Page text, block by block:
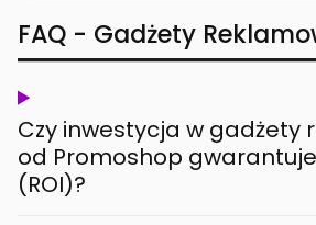
FAQ - Gadżety
Czy inwestycja w gadżety
od Promoshop
(ROI)?